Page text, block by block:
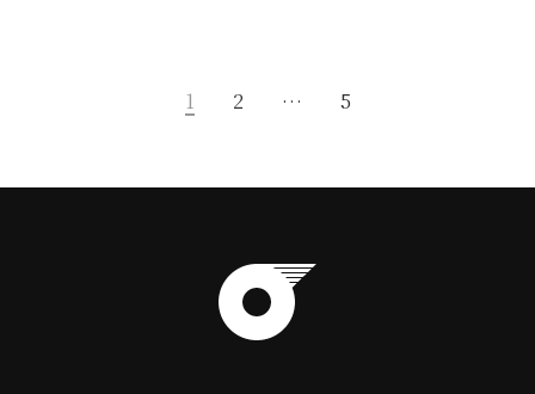
1 2 … 5